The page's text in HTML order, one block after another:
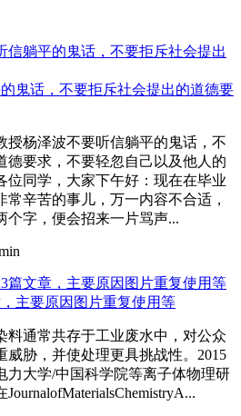
鬼话，不要拒斥社会提出的道德要
授杨泽波不要听信躺平的鬼话，不
德要求，不要轻忽自己以及他人的
位同学，大家下午好：现在在毕业
常辛苦的事儿，万一内容不合适，
个字，便会招来一片骂声...
主要原因图片重复使用等
料通常共存于工业废水中，对公众
威胁，并使处理更具挑战性。2015
力大学/中国科学院等离子体物理研